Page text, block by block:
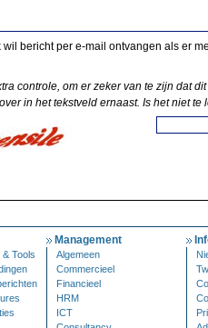
wil bericht per e-mail ontvangen als er
controle, om er zeker van te zijn dat
in het tekstveld ernaast. Is het niet te
Tools
Management
Algemeen
Commercieel
Financieel
HRM
ICT